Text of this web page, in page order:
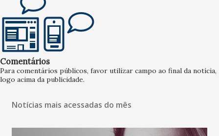
Comentários
Para comentários públicos, favor utilizar campo ao final da notícia,
logo acima da publicidade.
Notícias mais acessadas do mês